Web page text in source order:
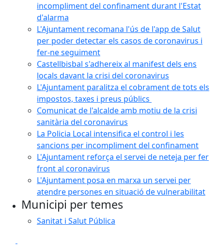
incompliment del confinament durant l'Estat
d'alarma
L'Ajuntament recomana l'ús de l'app de Salut
per poder detectar els casos de coronavirus i
fer-ne seguiment
Castellbisbal s'adhereix al manifest dels ens
locals davant la crisi del coronavirus
L'Ajuntament paralitza el cobrament de tots els
impostos, taxes i preus públics
Comunicat de l'alcalde amb motiu de la crisi
sanitària del coronavirus
La Policia Local intensifica el control i les
sancions per incompliment del confinament
L'Ajuntament reforça el servei de neteja per fer
front al coronavirus
L'Ajuntament posa en marxa un servei per
atendre persones en situació de vulnerabilitat
Municipi per temes
Sanitat i Salut Pública